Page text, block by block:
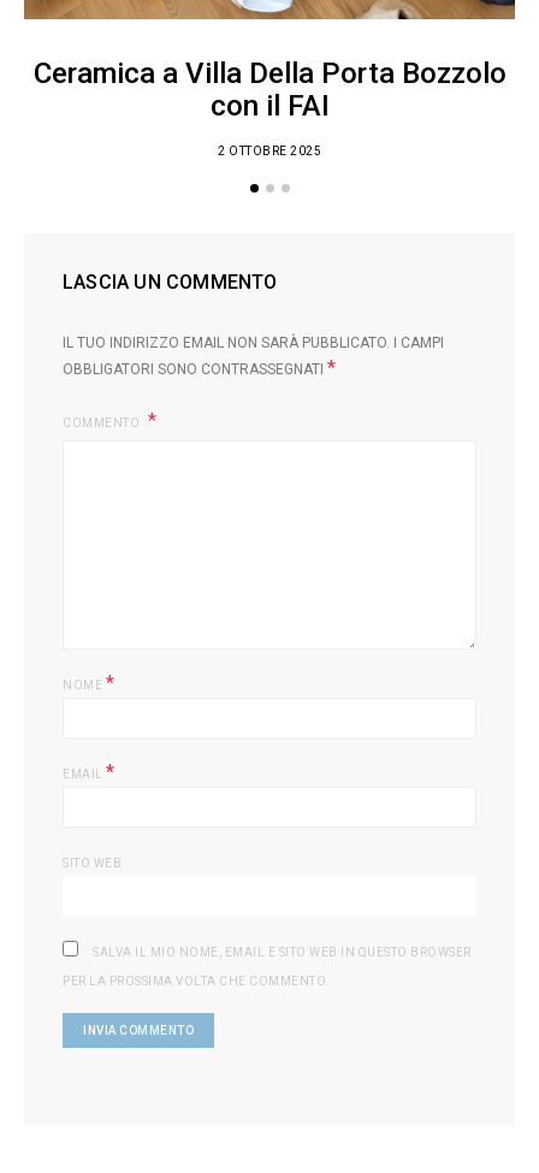
Ceramica a Villa Della Porta Bozzolo
con il FAI
2 OTTOBRE 2025
LASCIA UN COMMENTO
IL TUO INDIRIZZO EMAIL NON SARÀ PUBBLICATO.
I CAMPI
OBBLIGATORI SONO CONTRASSEGNATI *
COMMENTO
NOME *
EMAIL *
SITO WEB
SALVA IL MIO NOME, EMAIL E SITO WEB IN QUESTO BROWSER
PER LA PROSSIMA VOLTA CHE COMMENTO.